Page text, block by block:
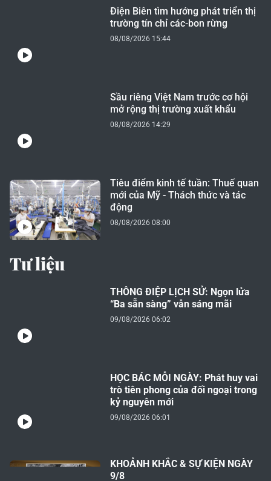
Điện Biên tìm hướng phát triển thị
trường tín chỉ các-bon rừng
08/08/2026 15:44
Sầu riêng Việt Nam trước cơ hội
mở rộng thị trường xuất khẩu
08/08/2026 14:29
Tiêu điểm kinh tế tuần: Thuế quan
mới của Mỹ - Thách thức và tác
động
08/08/2026 08:00
Tư liệu
THÔNG ĐIỆP LỊCH SỬ: Ngọn lửa
“Ba sẵn sàng” vẫn sáng mãi
09/08/2026 06:02
HỌC BÁC MỖI NGÀY: Phát huy vai
trò tiên phong của đối ngoại trong
kỷ nguyên mới
09/08/2026 06:01
KHOẢNH KHẮC & SỰ KIỆN NGÀY
9/8